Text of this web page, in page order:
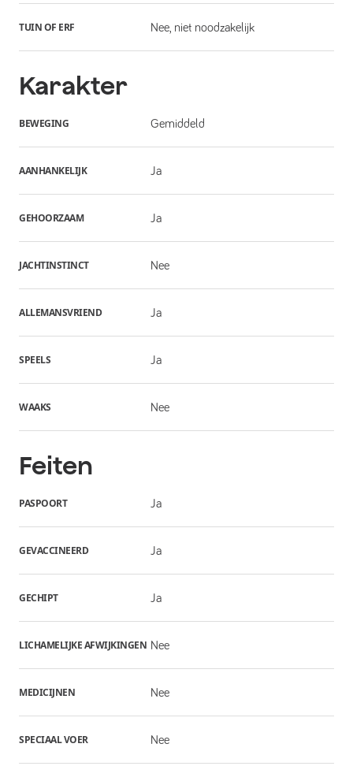
TUIN OF ERF Nee, niet noodzakelijk
Karakter
BEWEGING Gemiddeld
AANHANKELIJK Ja
GEHOORZAAM Ja
JACHTINSTINCT Nee
ALLEMANSVRIEND Ja
SPEELS Ja
WAAKS Nee
Feiten
PASPOORT Ja
GEVACCINEERD Ja
GECHIPT Ja
LICHAMELIJKE AFWIJKINGEN Nee
MEDICIJNEN Nee
SPECIAAL VOER Nee